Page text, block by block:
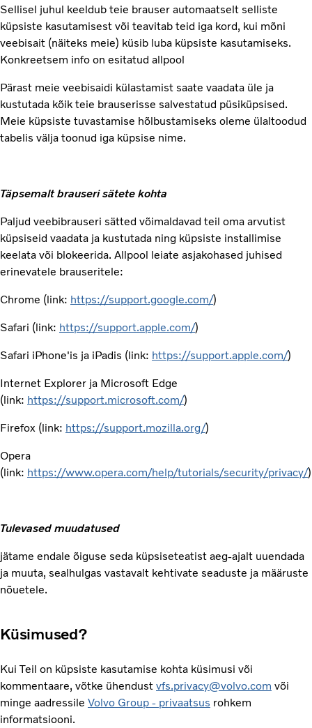
Sellisel juhul keeldub teie brauser automaatselt selliste
küpsiste kasutamisest või teavitab teid iga kord, kui mõni
veebisait (näiteks meie) küsib luba küpsiste kasutamiseks.
Konkreetsem info on esitatud allpool
Pärast meie veebisaidi külastamist saate vaadata üle ja
kustutada kõik teie brauserisse salvestatud püsiküpsised.
Meie küpsiste tuvastamise hõlbustamiseks oleme ülaltoodud
tabelis välja toonud iga küpsise nime.
Täpsemalt brauseri sätete kohta
Paljud veebibrauseri sätted võimaldavad teil oma arvutist
küpsiseid vaadata ja kustutada ning küpsiste installimise
keelata või blokeerida. Allpool leiate asjakohased juhised
erinevatele brauseritele:
Chrome (link: https://support.google.com/)
Safari (link: https://support.apple.com/)
Safari iPhone'is ja iPadis (link: https://support.apple.com/)
Internet Explorer ja Microsoft Edge
(link: https://support.microsoft.com/)
Firefox (link: https://support.mozilla.org/)
Opera
(link: https://www.opera.com/help/tutorials/security/privacy/)
Tulevased muudatused
jätame endale õiguse seda küpsiseteatist aeg-ajalt uuendada
ja muuta, sealhulgas vastavalt kehtivate seaduste ja määruste
nõuetele.
Küsimused?
Kui Teil on küpsiste kasutamise kohta küsimusi või
kommentaare, võtke ühendust vfs.privacy@volvo.com või
minge aadressile Volvo Group - privaatsus rohkem
informatsiooni.